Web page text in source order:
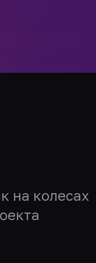
на колесах